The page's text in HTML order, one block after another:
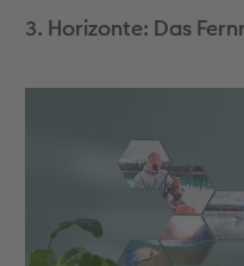
3. Horizonte: Das